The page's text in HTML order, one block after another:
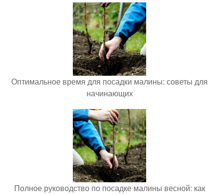
Оптимальное время для посадки малины: советы для
начинающих
Полное руководство по посадке малины весной: как